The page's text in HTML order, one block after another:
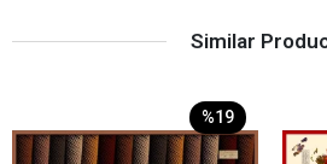
Similar
%19